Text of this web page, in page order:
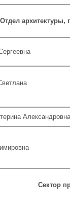
Отдел архитектуры,
Александровна
Сектор